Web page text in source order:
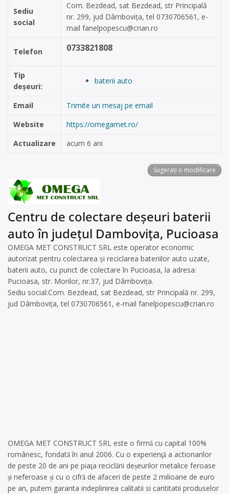
Sediu
social
Com. Bezdead, sat Bezdead, str Principală
nr. 299, jud Dâmbovița, tel 0730706561, e-
mail fanelpopescu@crian.ro
Telefon 0733821808
Tip
deșeuri:
baterii auto
Email
Trimite un mesaj pe email
Website
https://omegamet.ro/
Actualizare
acum 6 ani
Sugerați o modificare
Centru de colectare deșeuri baterii
auto în județul Dambovița, Pucioasa
OMEGA MET CONSTRUCT SRL este operator economic
autorizat pentru colectarea și reciclarea bateriilor auto uzate,
baterii auto, cu punct de colectare în Pucioasa, la adresa:
Pucioasa, str. Morilor, nr.37, jud Dâmbovița.
Sediu social:Com. Bezdead, sat Bezdead, str Principală nr. 299,
jud Dâmbovița, tel 0730706561, e-mail fanelpopescu@crian.ro
OMEGA MET CONSTRUCT SRL este o firmă cu capital 100%
românesc, fondată în anul 2006. Cu o experienţă a actionarilor
de peste 20 de ani pe piaţa reciclării deșeurilor metalice feroase
și neferoase și cu o cifră de afaceri de peste 2 milioane de euro
pe an, putem garanta indeplinirea calitatii si cantitatii produselor